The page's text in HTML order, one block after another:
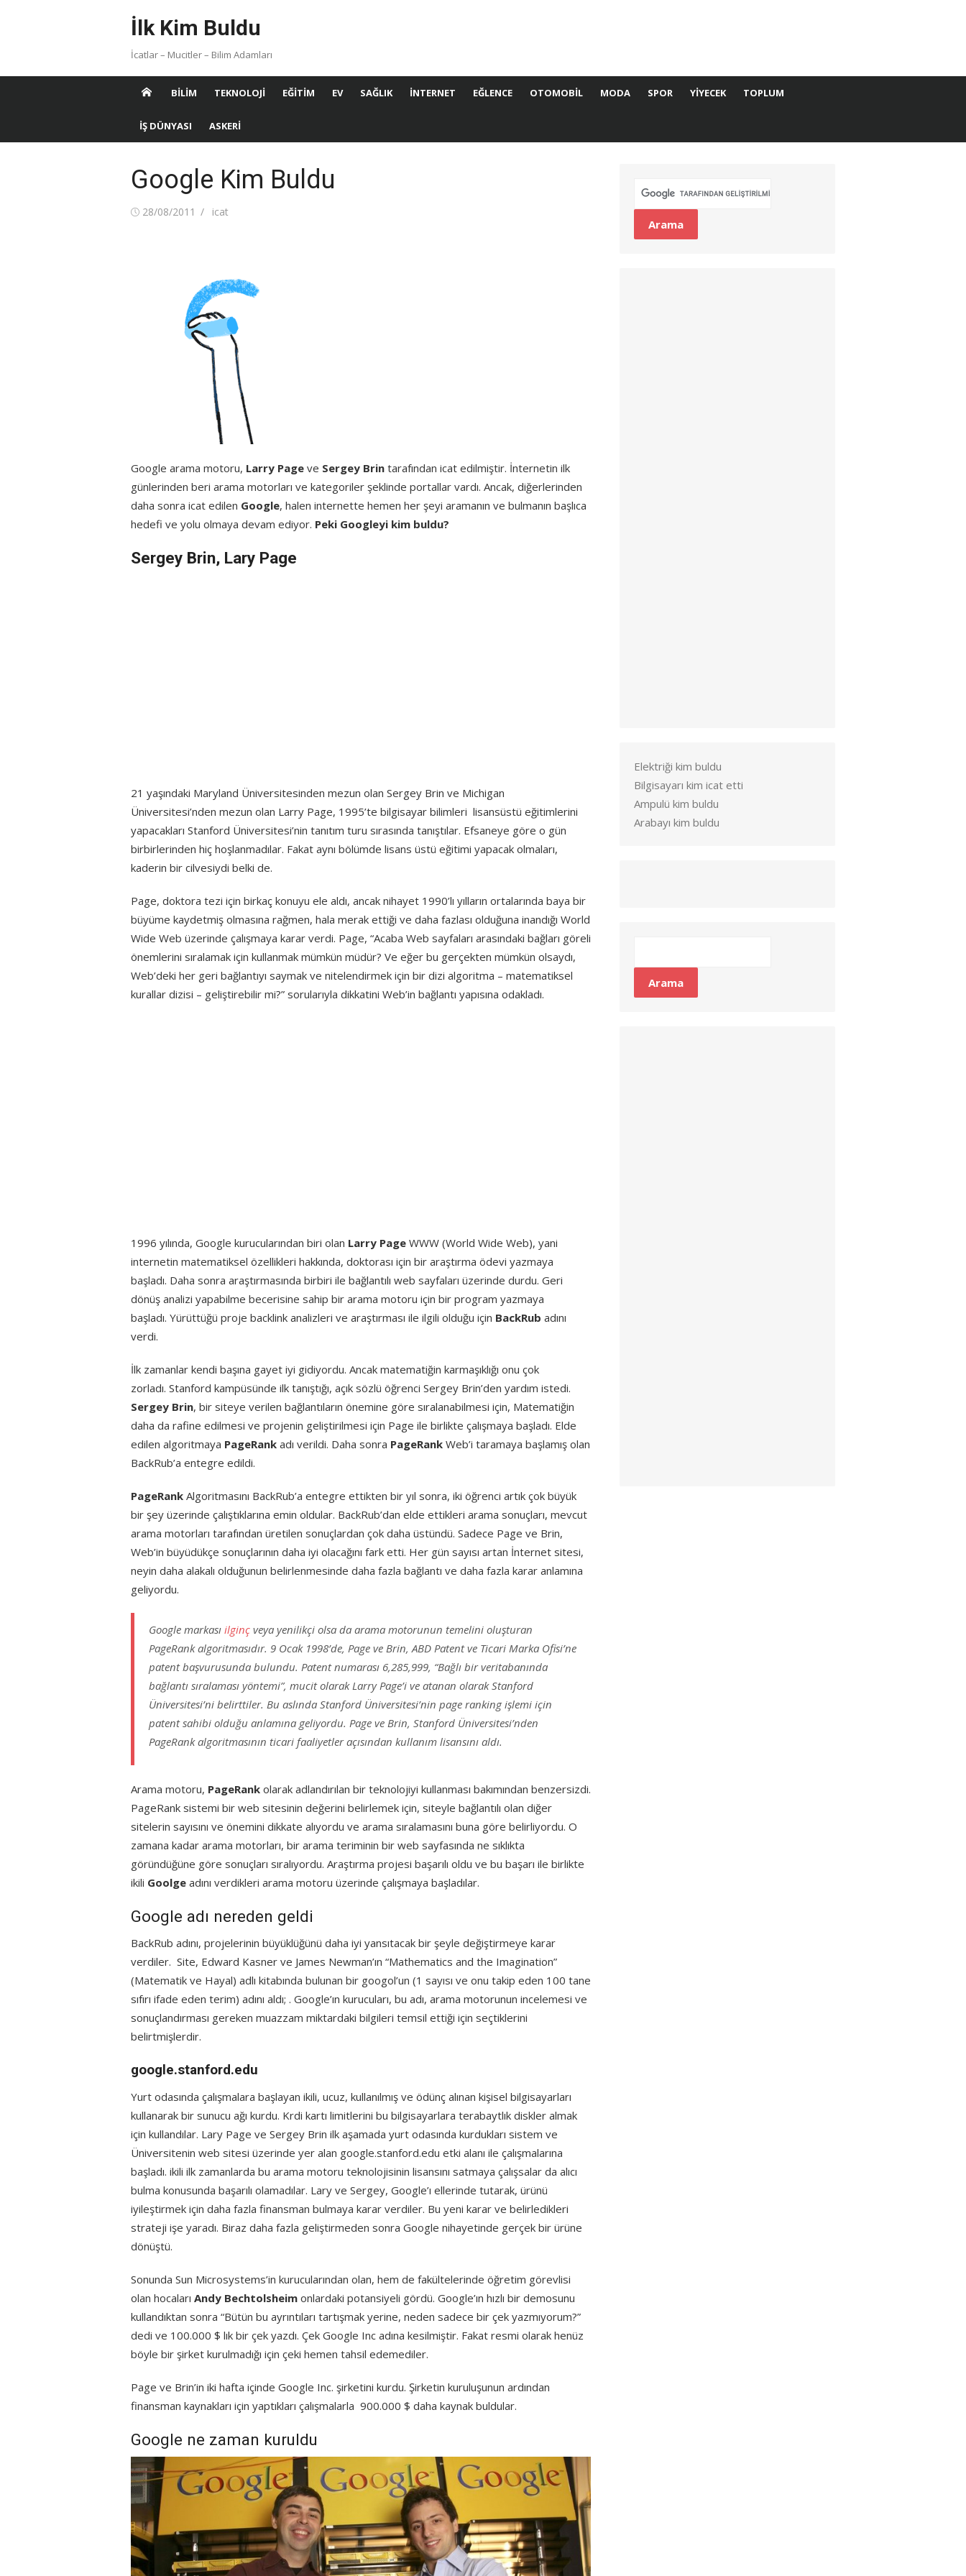
İlk Kim Buldu
İcatlar – Mucitler – Bilim Adamları
BILIM TEKNOLOJI EĞITIM EV SAĞLIK İNTERNET EĞLENCE OTOMOBIL MODA SPOR YIYECEK TOPLUM
İŞ DÜNYASI ASKERI
Google Kim Buldu
Posted
28/08/2011 Author
icat
Google arama motoru, Larry Page ve Sergey Brin tarafından icat edilmiştir. İnternetin ilk
günlerinden beri arama motorları ve kategoriler şeklinde portallar vardı. Ancak, diğerlerinden
daha sonra icat edilen Google, halen internette hemen her şeyi aramanın ve bulmanın başlıca
hedefi ve yolu olmaya devam ediyor. Peki Googleyi kim buldu?
Sergey Brin, Lary Page
21 yaşındaki Maryland Üniversitesinden mezun olan Sergey Brin ve Michigan
Üniversitesi’nden mezun olan Larry Page, 1995’te bilgisayar bilimleri lisansüstü eğitimlerini
yapacakları Stanford Üniversitesi’nin tanıtım turu sırasında tanıştılar. Efsaneye göre o gün
birbirlerinden hiç hoşlanmadılar. Fakat aynı bölümde lisans üstü eğitimi yapacak olmaları,
kaderin bir cilvesiydi belki de.
Page, doktora tezi için birkaç konuyu ele aldı, ancak nihayet 1990’lı yılların ortalarında baya bir
büyüme kaydetmiş olmasına rağmen, hala merak ettiği ve daha fazlası olduğuna inandığı World
Wide Web üzerinde çalışmaya karar verdi. Page, “Acaba Web sayfaları arasındaki bağları göreli
önemlerini sıralamak için kullanmak mümkün müdür? Ve eğer bu gerçekten mümkün olsaydı,
Web’deki her geri bağlantıyı saymak ve nitelendirmek için bir dizi algoritma – matematiksel
kurallar dizisi – geliştirebilir mi?” sorularıyla dikkatini Web’in bağlantı yapısına odakladı.
1996 yılında, Google kurucularından biri olan Larry Page WWW (World Wide Web), yani
internetin matematiksel özellikleri hakkında, doktorası için bir araştırma ödevi yazmaya
başladı. Daha sonra araştırmasında birbiri ile bağlantılı web sayfaları üzerinde durdu. Geri
dönüş analizi yapabilme becerisine sahip bir arama motoru için bir program yazmaya
başladı. Yürüttüğü proje backlink analizleri ve araştırması ile ilgili olduğu için BackRub adını
verdi.
İlk zamanlar kendi başına gayet iyi gidiyordu. Ancak matematiğin karmaşıklığı onu çok
zorladı. Stanford kampüsünde ilk tanıştığı, açık sözlü öğrenci Sergey Brin’den yardım istedi.
Sergey Brin, bir siteye verilen bağlantıların önemine göre sıralanabilmesi için, Matematiğin
daha da rafine edilmesi ve projenin geliştirilmesi için Page ile birlikte çalışmaya başladı. Elde
edilen algoritmaya PageRank adı verildi. Daha sonra PageRank Web’i taramaya başlamış olan
BackRub’a entegre edildi.
PageRank Algoritmasını BackRub’a entegre ettikten bir yıl sonra, iki öğrenci artık çok büyük
bir şey üzerinde çalıştıklarına emin oldular. BackRub’dan elde ettikleri arama sonuçları, mevcut
arama motorları tarafından üretilen sonuçlardan çok daha üstündü. Sadece Page ve Brin,
Web’in büyüdükçe sonuçlarının daha iyi olacağını fark etti. Her gün sayısı artan İnternet sitesi,
neyin daha alakalı olduğunun belirlenmesinde daha fazla bağlantı ve daha fazla karar anlamına
geliyordu.
Google markası ilginç veya yenilikçi olsa da arama motorunun temelini oluşturan
PageRank algoritmasıdır. 9 Ocak 1998’de, Page ve Brin, ABD Patent ve Ticari Marka Ofisi’ne
patent başvurusunda bulundu. Patent numarası 6,285,999, “Bağlı bir veritabanında
bağlantı sıralaması yöntemi”, mucit olarak Larry Page’i ve atanan olarak Stanford
Üniversitesi’ni belirttiler. Bu aslında Stanford Üniversitesi’nin page ranking işlemi için
patent sahibi olduğu anlamına geliyordu. Page ve Brin, Stanford Üniversitesi’nden
PageRank algoritmasının ticari faaliyetler açısından kullanım lisansını aldı.
Arama motoru, PageRank olarak adlandırılan bir teknolojiyi kullanması bakımından benzersizdi.
PageRank sistemi bir web sitesinin değerini belirlemek için, siteyle bağlantılı olan diğer
sitelerin sayısını ve önemini dikkate alıyordu ve arama sıralamasını buna göre belirliyordu. O
zamana kadar arama motorları, bir arama teriminin bir web sayfasında ne sıklıkta
göründüğüne göre sonuçları sıralıyordu. Araştırma projesi başarılı oldu ve bu başarı ile birlikte
ikili Goolge adını verdikleri arama motoru üzerinde çalışmaya başladılar.
Google adı nereden geldi
BackRub adını, projelerinin büyüklüğünü daha iyi yansıtacak bir şeyle değiştirmeye karar
verdiler. Site, Edward Kasner ve James Newman’ın “Mathematics and the Imagination”
(Matematik ve Hayal) adlı kitabında bulunan bir googol’un (1 sayısı ve onu takip eden 100 tane
sıfırı ifade eden terim) adını aldı; . Google’ın kurucuları, bu adı, arama motorunun incelemesi ve
sonuçlandırması gereken muazzam miktardaki bilgileri temsil ettiği için seçtiklerini
belirtmişlerdir.
google.stanford.edu
Yurt odasında çalışmalara başlayan ikili, ucuz, kullanılmış ve ödünç alınan kişisel bilgisayarları
kullanarak bir sunucu ağı kurdu. Krdi kartı limitlerini bu bilgisayarlara terabaytlık diskler almak
için kullandılar. Lary Page ve Sergey Brin ilk aşamada yurt odasında kurdukları sistem ve
Üniversitenin web sitesi üzerinde yer alan google.stanford.edu etki alanı ile çalışmalarına
başladı. ikili ilk zamanlarda bu arama motoru teknolojisinin lisansını satmaya çalışsalar da alıcı
bulma konusunda başarılı olamadılar. Lary ve Sergey, Google’ı ellerinde tutarak, ürünü
iyileştirmek için daha fazla finansman bulmaya karar verdiler. Bu yeni karar ve belirledikleri
strateji işe yaradı. Biraz daha fazla geliştirmeden sonra Google nihayetinde gerçek bir ürüne
dönüştü.
Sonunda Sun Microsystems’in kurucularından olan, hem de fakültelerinde öğretim görevlisi
olan hocaları Andy Bechtolsheim onlardaki potansiyeli gördü. Google’ın hızlı bir demosunu
kullandıktan sonra “Bütün bu ayrıntıları tartışmak yerine, neden sadece bir çek yazmıyorum?”
dedi ve 100.000 $ lık bir çek yazdı. Çek Google Inc adına kesilmiştir. Fakat resmi olarak henüz
böyle bir şirket kurulmadığı için çeki hemen tahsil edemediler.
Page ve Brin’in iki hafta içinde Google Inc. şirketini kurdu. Şirketin kuruluşunun ardından
finansman kaynakları için yaptıkları çalışmalarla 900.000 $ daha kaynak buldular.
Google ne zaman kuruldu
Elektriği kim buldu
Bilgisayarı kim icat etti
Ampulü kim buldu
Arabayı kim buldu